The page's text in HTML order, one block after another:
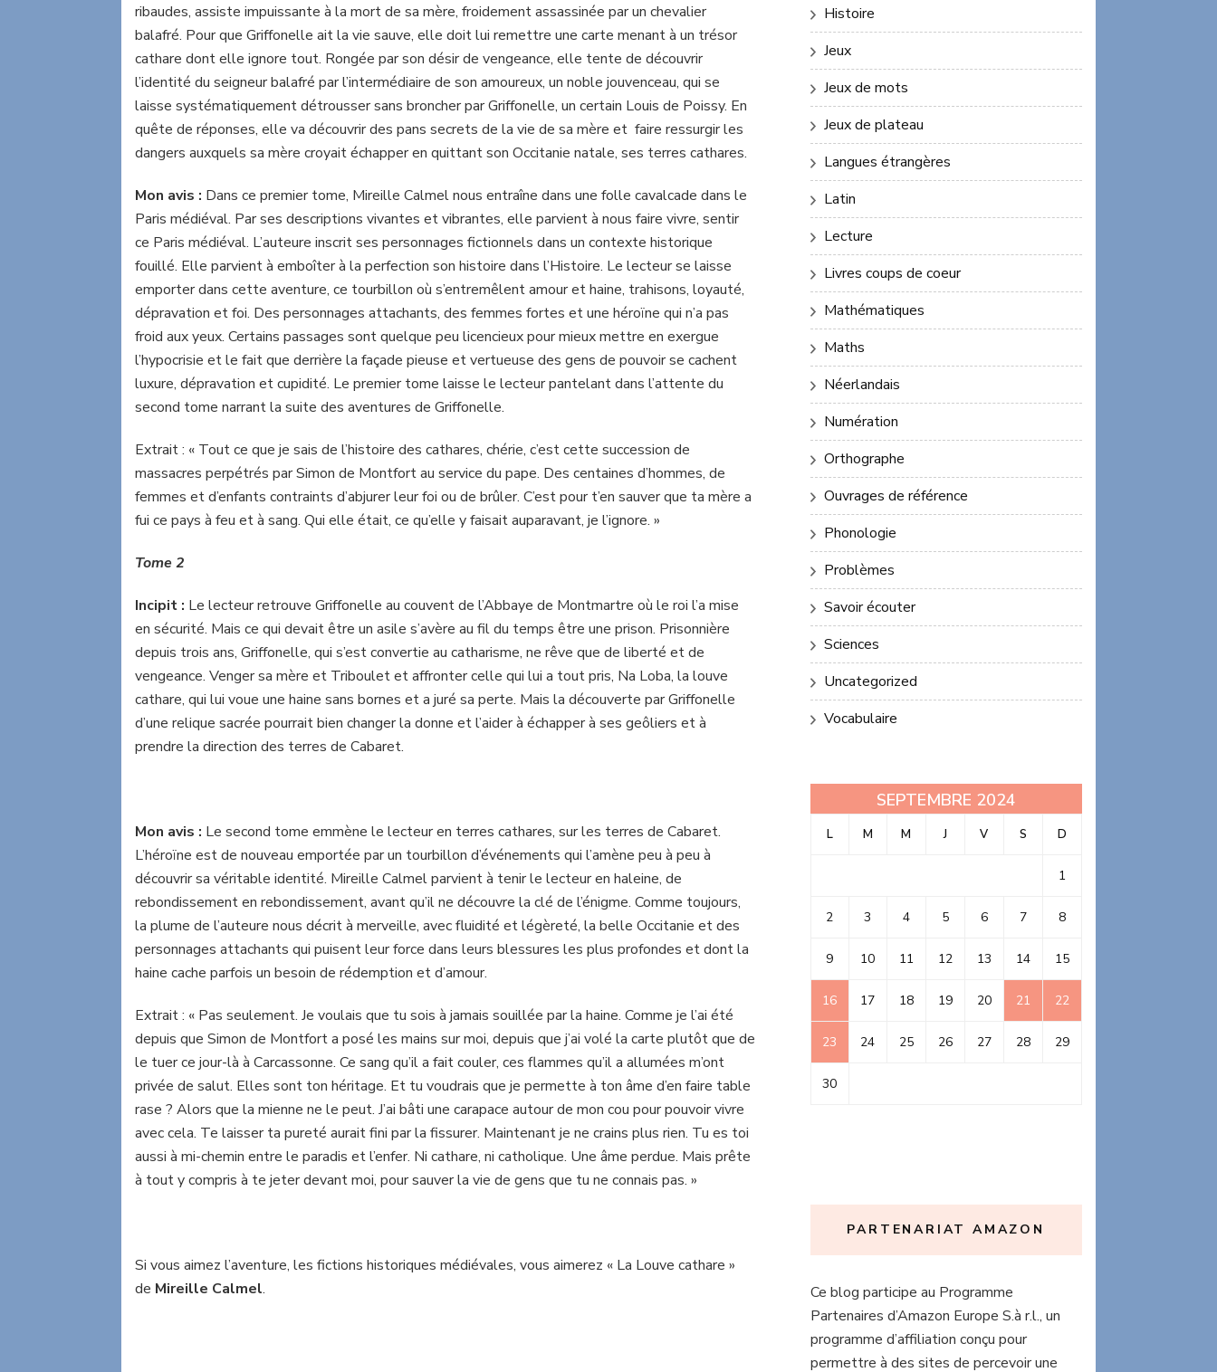
ribaudes, assiste impuissante à la mort de sa mère, froidement assassinée par un chevalier
balafré. Pour que Griffonelle ait la vie sauve, elle doit lui remettre une carte menant à un trésor
cathare dont elle ignore tout. Rongée par son désir de vengeance, elle tente de découvrir
l’identité du seigneur balafré par l’intermédiaire de son amoureux, un noble jouvenceau, qui se
laisse systématiquement détrousser sans broncher par Griffonelle, un certain Louis de Poissy. En
quête de réponses, elle va découvrir des pans secrets de la vie de sa mère et faire ressurgir les
dangers auxquels sa mère croyait échapper en quittant son Occitanie natale, ses terres cathares.
Mon avis : Dans ce premier tome, Mireille Calmel nous entraîne dans une folle cavalcade dans le
Paris médiéval. Par ses descriptions vivantes et vibrantes, elle parvient à nous faire vivre, sentir
ce Paris médiéval. L’auteure inscrit ses personnages fictionnels dans un contexte historique
fouillé. Elle parvient à emboîter à la perfection son histoire dans l’Histoire. Le lecteur se laisse
emporter dans cette aventure, ce tourbillon où s’entremêlent amour et haine, trahisons, loyauté,
dépravation et foi. Des personnages attachants, des femmes fortes et une héroïne qui n’a pas
froid aux yeux. Certains passages sont quelque peu licencieux pour mieux mettre en exergue
l’hypocrisie et le fait que derrière la façade pieuse et vertueuse des gens de pouvoir se cachent
luxure, dépravation et cupidité. Le premier tome laisse le lecteur pantelant dans l’attente du
second tome narrant la suite des aventures de Griffonelle.
Extrait : « Tout ce que je sais de l’histoire des cathares, chérie, c’est cette succession de
massacres perpétrés par Simon de Montfort au service du pape. Des centaines d’hommes, de
femmes et d’enfants contraints d’abjurer leur foi ou de brûler. C’est pour t’en sauver que ta mère a
fui ce pays à feu et à sang. Qui elle était, ce qu’elle y faisait auparavant, je l’ignore. »
Tome 2
Incipit : Le lecteur retrouve Griffonelle au couvent de l’Abbaye de Montmartre où le roi l’a mise
en sécurité. Mais ce qui devait être un asile s’avère au fil du temps être une prison. Prisonnière
depuis trois ans, Griffonelle, qui s’est convertie au catharisme, ne rêve que de liberté et de
vengeance. Venger sa mère et Triboulet et affronter celle qui lui a tout pris, Na Loba, la louve
cathare, qui lui voue une haine sans bornes et a juré sa perte. Mais la découverte par Griffonelle
d’une relique sacrée pourrait bien changer la donne et l’aider à échapper à ses geôliers et à
prendre la direction des terres de Cabaret.
Mon avis : Le second tome emmène le lecteur en terres cathares, sur les terres de Cabaret.
L’héroïne est de nouveau emportée par un tourbillon d’événements qui l’amène peu à peu à
découvrir sa véritable identité. Mireille Calmel parvient à tenir le lecteur en haleine, de
rebondissement en rebondissement, avant qu’il ne découvre la clé de l’énigme. Comme toujours,
la plume de l’auteure nous décrit à merveille, avec fluidité et légèreté, la belle Occitanie et des
personnages attachants qui puisent leur force dans leurs blessures les plus profondes et dont la
haine cache parfois un besoin de rédemption et d’amour.
Extrait : « Pas seulement. Je voulais que tu sois à jamais souillée par la haine. Comme je l’ai été
depuis que Simon de Montfort a posé les mains sur moi, depuis que j’ai volé la carte plutôt que de
le tuer ce jour-là à Carcassonne. Ce sang qu’il a fait couler, ces flammes qu’il a allumées m’ont
privée de salut. Elles sont ton héritage. Et tu voudrais que je permette à ton âme d’en faire table
rase ? Alors que la mienne ne le peut. J’ai bâti une carapace autour de mon cou pour pouvoir vivre
avec cela. Te laisser ta pureté aurait fini par la fissurer. Maintenant je ne crains plus rien. Tu es toi
aussi à mi-chemin entre le paradis et l’enfer. Ni cathare, ni catholique. Une âme perdue. Mais prête
à tout y compris à te jeter devant moi, pour sauver la vie de gens que tu ne connais pas. »
Si vous aimez l’aventure, les fictions historiques médiévales, vous aimerez « La Louve cathare »
de Mireille Calmel.
Histoire
Jeux
Jeux de mots
Jeux de plateau
Langues étrangères
Latin
Lecture
Livres coups de coeur
Mathématiques
Maths
Néerlandais
Numération
Orthographe
Ouvrages de référence
Phonologie
Problèmes
Savoir écouter
Sciences
Uncategorized
Vocabulaire
SEPTEMBRE 2024
L M M J V S D
1
2 3 4 5 6 7 8
9 10 11 12 13 14 15
16 17 18 19 20 21 22
23 24 25 26 27 28 29
30
PARTENARIAT AMAZON
Ce blog participe au Programme
Partenaires d’Amazon Europe S.à r.l., un
programme d’affiliation conçu pour
permettre à des sites de percevoir une